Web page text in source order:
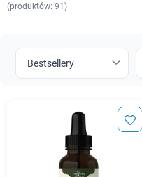
(produktów: 91)